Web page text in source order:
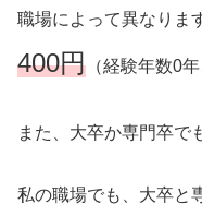
職場によって異なりま
400円 （経験年数0
また、大卒か専門卒で
私の職場でも、大卒と